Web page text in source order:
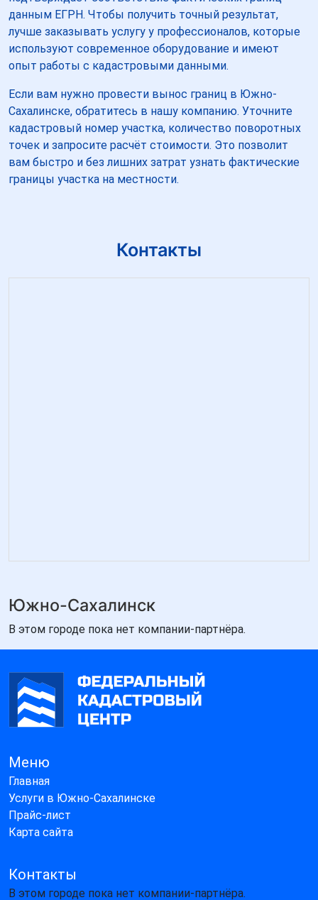
данным ЕГРН. Чтобы получить точный результат,
лучше заказывать услугу у профессионалов, которые
используют современное оборудование и имеют
опыт работы с кадастровыми данными.
Если вам нужно провести вынос границ в Южно-
Сахалинске, обратитесь в нашу компанию. Уточните
кадастровый номер участка, количество поворотных
точек и запросите расчёт стоимости. Это позволит
вам быстро и без лишних затрат узнать фактические
границы участка на местности.
Контакты
Южно-Сахалинск
В этом городе пока нет компании-партнёра.
Меню
Главная
Услуги в Южно-Сахалинске
Прайс-лист
Карта сайта
Контакты
В этом городе пока нет компании-партнёра.